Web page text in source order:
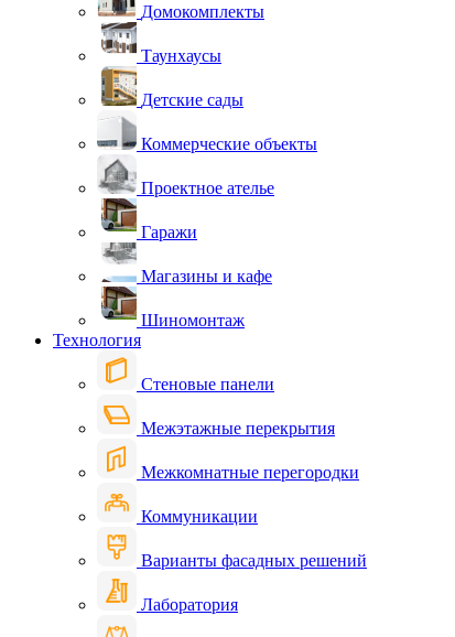
Домокомплекты
Таунхаусы
Детские сады
Коммерческие объекты
Проектное ателье
Гаражи
Магазины и кафе
Шиномонтаж
Технология
Стеновые панели
Межэтажные перекрытия
Межкомнатные перегородки
Коммуникации
Варианты фасадных решений
Лаборатория